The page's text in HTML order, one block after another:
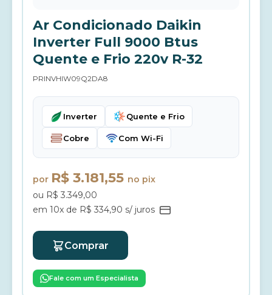
Ar Condicionado Daikin
Inverter Full 9000 Btus
Quente e Frio 220v R-32
PRINVHIW09Q2DA8
Inverter Quente e Frio
Cobre Com Wi-Fi
por R$ 3.181,55 no pix
ou R$ 3.349,00
em 10x de R$ 334,90 s/ juros
Comprar
Fale com um Especialista